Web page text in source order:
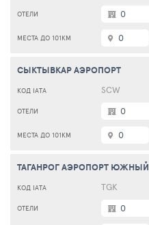
0
0
СЫКТЫВКАР АЭРОПОРТ
SCW
0
0
ТАГАНРОГ АЭРОПОРТ ЮЖНЫЙ
TGK
0